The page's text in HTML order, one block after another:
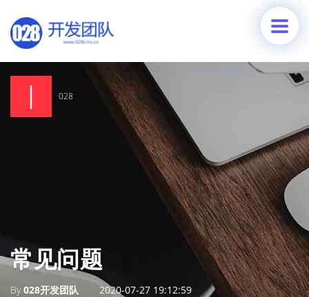
028
常见问题
By028开发团队 2020-07-27 19:12:59